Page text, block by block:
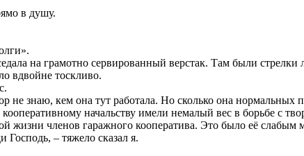
в душу.
на грамотно сервированный верстак. Там были
вдвойне тоскливо.
не знаю, кем она тут работала. Но сколько она нормальных
начальству имели немалый вес в борьбе с
жизни членов гаражного кооператива. Это было её слабым
– тяжело сказал я.